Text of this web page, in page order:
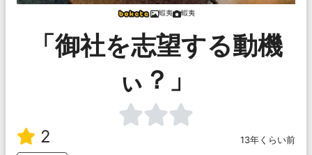
蝦夷 蝦夷
「御社を志望する動機
ぃ？」
2
13年くらい前